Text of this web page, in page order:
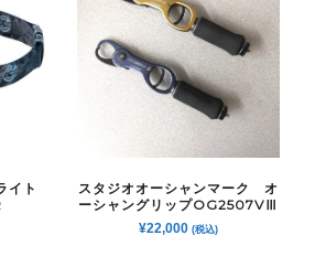
イト
スタジオオーシャンマーク オ
ーシャングリップOG2507VⅢ
¥22,000 (税込)